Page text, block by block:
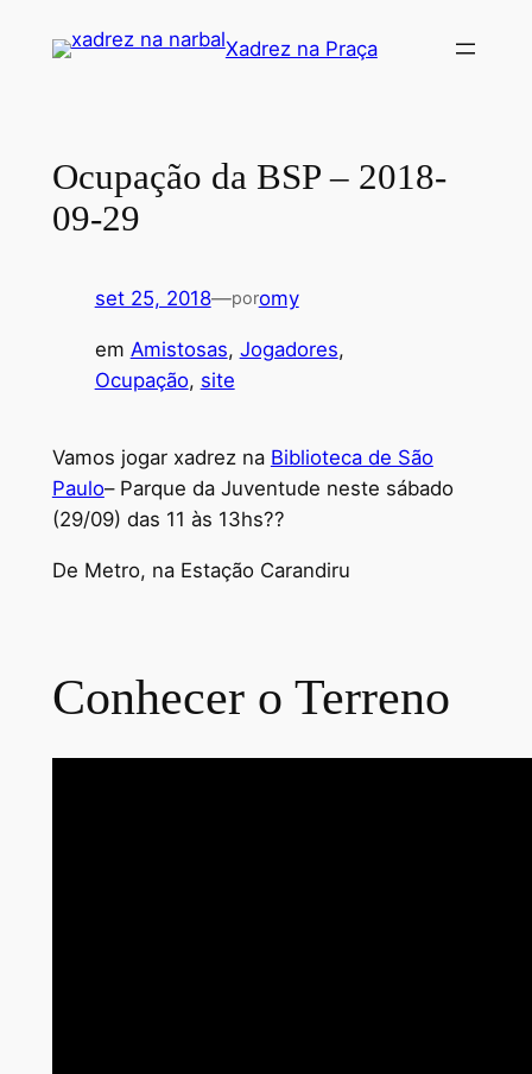
Xadrez na Praça
Ocupação da BSP – 2018-
09-29
set 25, 2018—poromy
em Amistosas, Jogadores
Ocupação, site
Vamos jogar xadrez na Biblioteca de São
Paulo– Parque da Juventude neste sábado
(29/09) das 11 às 13hs??
De Metro, na Estação Carandiru
Conhecer o Terreno